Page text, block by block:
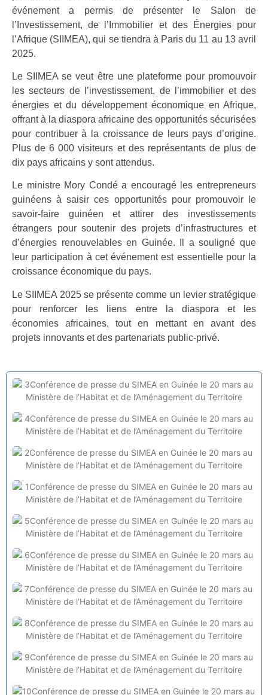
événement a permis de présenter le Salon de
l’Investissement, de l’Immobilier et des Énergies pour
l’Afrique (SIIMEA), qui se tiendra à Paris du 11 au 13 avril
2025.
Le SIIMEA se veut être une plateforme pour promouvoir
les secteurs de l’investissement, de l’immobilier et des
énergies et du développement économique en Afrique,
offrant à la diaspora africaine des opportunités sécurisées
pour contribuer à la croissance de leurs pays d’origine.
Plus de 6 000 visiteurs et des représentants de plus de
dix pays africains y sont attendus.
Le ministre Mory Condé a encouragé les entrepreneurs
guinéens à saisir ces opportunités pour promouvoir le
savoir-faire guinéen et attirer des investissements
étrangers pour soutenir des projets d’infrastructures et
d’énergies renouvelables en Guinée. Il a souligné que
leur participation à cet événement est essentielle pour la
croissance économique du pays.
Le SIIMEA 2025 se présente comme un levier stratégique
pour renforcer les liens entre la diaspora et les
économies africaines, tout en mettant en avant des
projets innovants et des partenariats public-privé.